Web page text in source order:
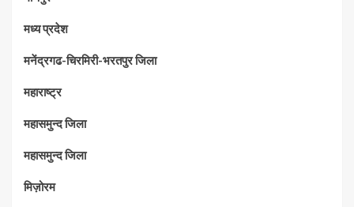
मध्‍य प्रदेश
मनेंद्रगढ-चिरमिरी-भरतपुर जिला
महाराष्‍ट्र
महासमुन्द जिला
महासमुन्द जिला
मिज़ोरम